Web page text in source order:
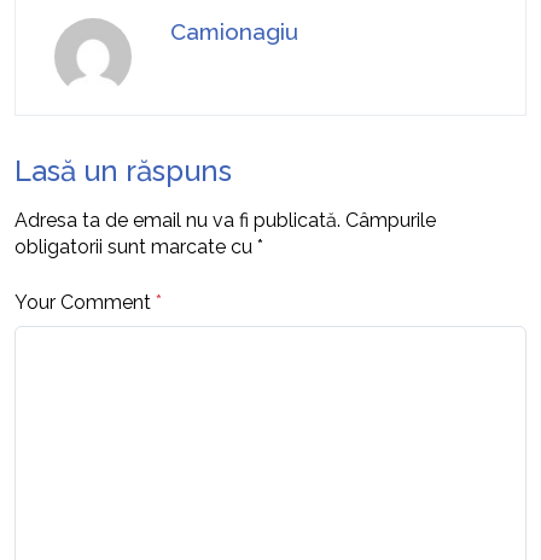
Camionagiu
Lasă un răspuns
Adresa ta de email nu va fi publicată. Câmpurile
obligatorii sunt marcate cu *
Your Comment *